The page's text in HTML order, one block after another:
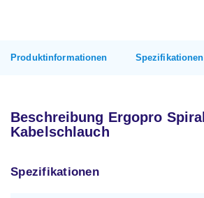
Produktinformationen Spezifikationen
Beschreibung Ergopro Spiral
Kabelschlauch
Spezifikationen